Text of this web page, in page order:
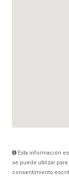
Esta información
se puede utilizar
consentimiento